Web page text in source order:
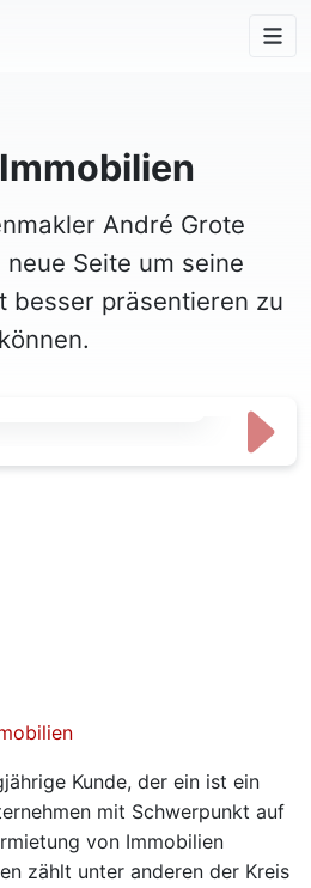
André Grote
Seite um seine
besser präsentieren zu
können.
Kunde, der ein ist ein
mit Schwerpunkt auf
von Immobilien
zählt unter anderen der Kreis